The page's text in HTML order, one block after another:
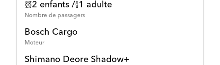
2 enfants / 1 adulte
Nombre de passagers
Bosch Cargo
Moteur
Shimano Deore Shadow+